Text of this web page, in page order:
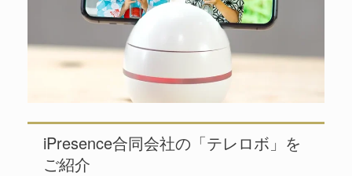
iPresence合同会社の「テレロボ」を
ご紹介